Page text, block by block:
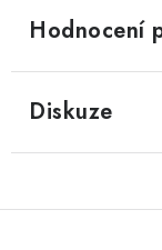
Hodnocení
Diskuze